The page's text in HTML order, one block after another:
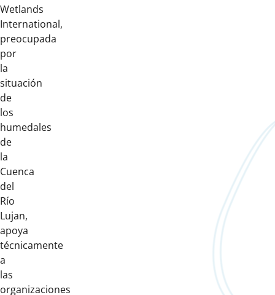
Wetlands
International,
preocupada
por
la
situación
de
los
humedales
de
la
Cuenca
del
Río
Lujan,
apoya
técnicamente
a
las
organizaciones